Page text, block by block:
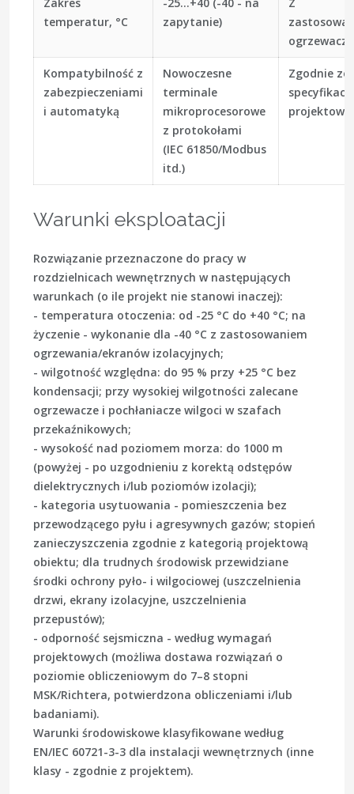
Zakres
temperatur, °C
-25…+40 (-40 - na
zapytanie)
Z
ogrzewaczy
Kompatybilność z
zabezpieczeniami
i automatyką
Nowoczesne
terminale
mikroprocesorowe
z protokołami
(IEC 61850/Modbus
itd.)
Zgodnie ze
specyfikacją
projektową
Warunki eksploatacji
Rozwiązanie przeznaczone do pracy w
rozdzielnicach wewnętrznych w następujących
warunkach (o ile projekt nie stanowi inaczej):
- temperatura otoczenia: od -25 °C do +40 °C; na
życzenie - wykonanie dla -40 °C z zastosowaniem
ogrzewania/ekranów izolacyjnych;
- wilgotność względna: do 95 % przy +25 °C bez
kondensacji; przy wysokiej wilgotności zalecane
ogrzewacze i pochłaniacze wilgoci w szafach
przekaźnikowych;
- wysokość nad poziomem morza: do 1000 m
(powyżej - po uzgodnieniu z korektą odstępów
dielektrycznych i/lub poziomów izolacji);
- kategoria usytuowania - pomieszczenia bez
przewodzącego pyłu i agresywnych gazów; stopień
zanieczyszczenia zgodnie z kategorią projektową
obiektu; dla trudnych środowisk przewidziane
środki ochrony pyło- i wilgociowej (uszczelnienia
drzwi, ekrany izolacyjne, uszczelnienia
przepustów);
- odporność sejsmiczna - według wymagań
projektowych (możliwa dostawa rozwiązań o
poziomie obliczeniowym do 7–8 stopni
MSK/Richtera, potwierdzona obliczeniami i/lub
badaniami).
Warunki środowiskowe klasyfikowane według
EN/IEC 60721-3-3 dla instalacji wewnętrznych (inne
klasy - zgodnie z projektem).